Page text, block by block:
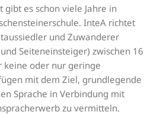
gibt es schon viele Jahre in
InteA richtet
und Zuwanderer
Seiteneinsteiger) zwischen 16
keine oder nur geringe
mit dem Ziel, grundlegende
Sprache in Verbindung mit
zu vermitteln.